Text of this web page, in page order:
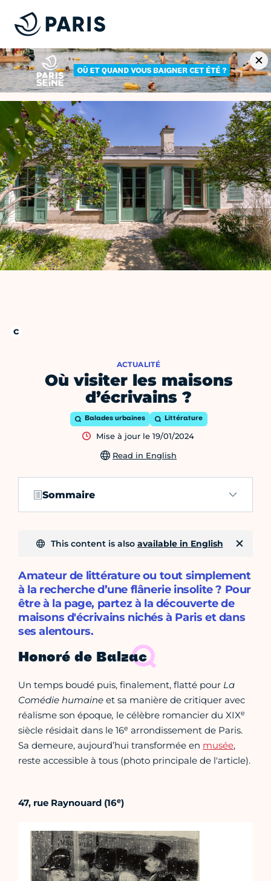
Où visiter les maisons
d’écrivains ?
ACTUALITÉ
Balades urbaines Littérature
Mise à jour le 19/01/2024
Read in English
Sommaire
This content is also available in English
Amateur de littérature ou tout simplement
à la recherche d’une flânerie insolite ? Pour
être à la page, partez à la découverte de
maisons d'écrivains nichés à Paris et dans
ses alentours.
Honoré de Balzac
Un temps boudé puis, finalement, flatté pour La
Comédie humaine et sa manière de critiquer avec
réalisme son époque, le célèbre romancier du XIXe
siècle résidait dans le 16e arrondissement de Paris.
Sa demeure, aujourd’hui transformée en musée,
reste accessible à tous (photo principale de l'article).
47, rue Raynouard (16e)